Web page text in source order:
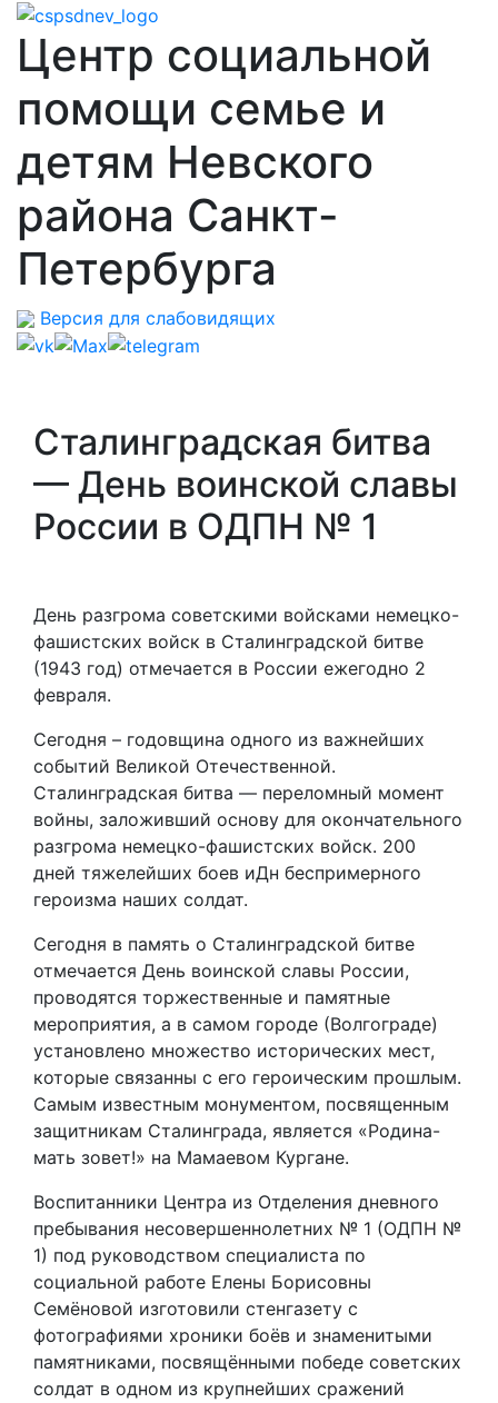
Центр социальной
помощи семье и
детям Невского
района Санкт-
Петербурга
Версия для слабовидящих
Сталинградская битва
— День воинской славы
России в ОДПН № 1
День разгрома советскими войсками немецко-
фашистских войск в Сталинградской битве
(1943 год) отмечается в России ежегодно 2
февраля.
Сегодня – годовщина одного из важнейших
событий Великой Отечественной.
Сталинградская битва — переломный момент
войны, заложивший основу для окончательного
разгрома немецко-фашистских войск. 200
дней тяжелейших боев иДн беспримерного
героизма наших солдат.
Сегодня в память о Сталинградской битве
отмечается День воинской славы России,
проводятся торжественные и памятные
мероприятия, а в самом городе (Волгограде)
установлено множество исторических мест,
которые связанны с его героическим прошлым.
Самым известным монументом, посвященным
защитникам Сталинграда, является «Родина-
мать зовет!» на Мамаевом Кургане.
Воспитанники Центра из Отделения дневного
пребывания несовершеннолетних № 1 (ОДПН №
1) под руководством специалиста по
социальной работе Елены Борисовны
Семёновой изготовили стенгазету с
фотографиями хроники боёв и знаменитыми
памятниками, посвящёнными победе советских
солдат в одном из крупнейших сражений